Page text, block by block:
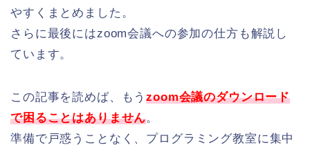
やすくまとめました。
さらに最後にはzoom会議への参加の仕方も解説し
ています。
この記事を読めば、もうzoom会議のダウンロード
で困ることはありません。
準備で戸惑うことなく、プログラミング教室に集中